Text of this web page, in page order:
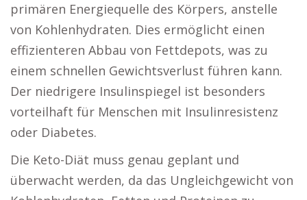
primären Energiequelle des Körpers, anstelle
von Kohlenhydraten. Dies ermöglicht einen
effizienteren Abbau von Fettdepots, was zu
einem schnellen Gewichtsverlust führen kann.
Der niedrigere Insulinspiegel ist besonders
vorteilhaft für Menschen mit Insulinresistenz
oder Diabetes.
Die Keto-Diät muss genau geplant und
überwacht werden, da das Ungleichgewicht von